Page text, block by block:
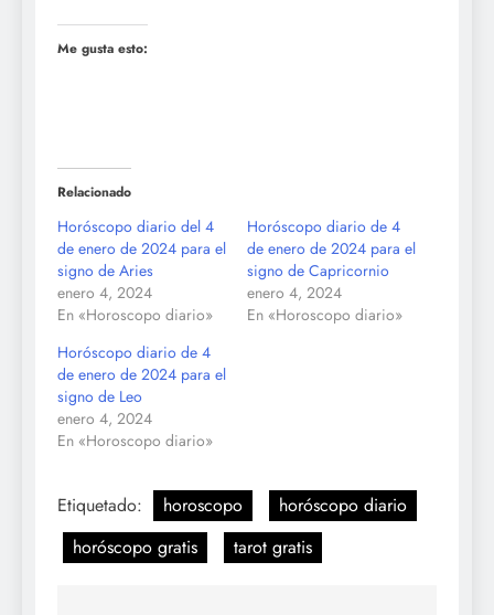
Me gusta esto:
Relacionado
Horóscopo diario del 4
de enero de 2024 para el
signo de Aries
enero 4, 2024
En «Horoscopo diario»
Horóscopo diario de 4
de enero de 2024 para el
signo de Capricornio
enero 4, 2024
En «Horoscopo diario»
Horóscopo diario de 4
de enero de 2024 para el
signo de Leo
enero 4, 2024
En «Horoscopo diario»
Etiquetado: horoscopo
horóscopo diario
horóscopo gratis
tarot gratis